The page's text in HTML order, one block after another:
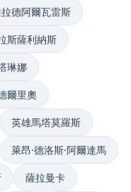
德阿爾瓦雷斯
斯薩利納斯
琳娜
爾里奧
英雄馬塔莫羅斯
萊昂·德洛斯·阿爾達馬
薩拉曼卡